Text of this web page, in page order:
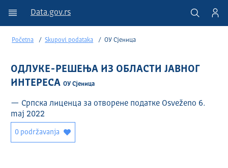
Data.gov.rs
Početna Skupovi podataka ОУ Сјеница
ОДЛУКЕ-РЕШЕЊА ИЗ ОБЛАСТИ ЈАВНОГ
ИНТЕРЕСАОУ Сјеница
— Српска лиценца за отворене податке Osveženo 6.
maj 2022
0 podržavanja